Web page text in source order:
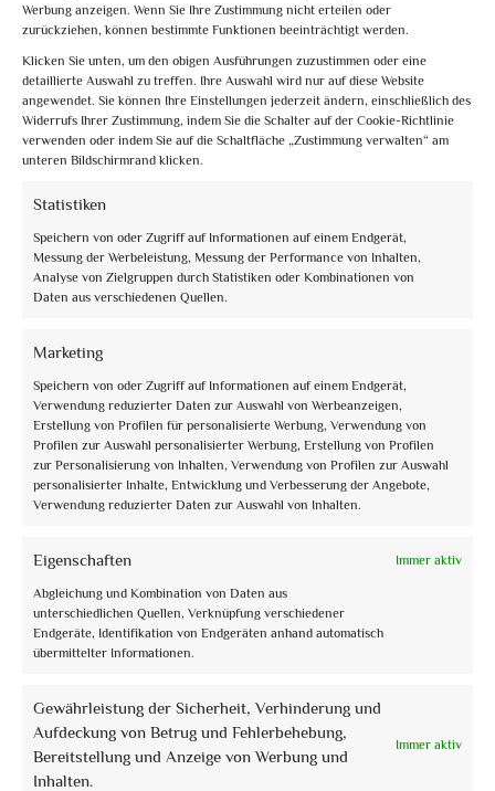
Werbung anzeigen. Wenn Sie Ihre Zustimmung nicht erteilen oder
zurückziehen, können bestimmte Funktionen beeinträchtigt werden.
Klicken Sie unten, um den obigen Ausführungen zuzustimmen oder eine
detaillierte Auswahl zu treffen. Ihre Auswahl wird nur auf diese Website
angewendet. Sie können Ihre Einstellungen jederzeit ändern, einschließlich des
Widerrufs Ihrer Zustimmung, indem Sie die Schalter auf der Cookie-Richtlinie
verwenden oder indem Sie auf die Schaltfläche „Zustimmung verwalten“ am
unteren Bildschirmrand klicken.
Statistiken
Speichern von oder Zugriff auf Informationen auf einem Endgerät,
Messung der Werbeleistung, Messung der Performance von Inhalten,
Analyse von Zielgruppen durch Statistiken oder Kombinationen von
Daten aus verschiedenen Quellen.
Marketing
Speichern von oder Zugriff auf Informationen auf einem Endgerät,
Verwendung reduzierter Daten zur Auswahl von Werbeanzeigen,
Erstellung von Profilen für personalisierte Werbung, Verwendung von
Profilen zur Auswahl personalisierter Werbung, Erstellung von Profilen
zur Personalisierung von Inhalten, Verwendung von Profilen zur Auswahl
personalisierter Inhalte, Entwicklung und Verbesserung der Angebote,
Verwendung reduzierter Daten zur Auswahl von Inhalten.
Eigenschaften Immer aktiv
Abgleichung und Kombination von Daten aus
unterschiedlichen Quellen, Verknüpfung verschiedener
Endgeräte, Identifikation von Endgeräten anhand automatisch
übermittelter Informationen.
Gewährleistung der Sicherheit, Verhinderung und
Aufdeckung von Betrug und Fehlerbehebung,
Bereitstellung und Anzeige von Werbung und
Inhalten.
Immer aktiv
Book now
La Basilica e San Francesco con gli occhi di Dante
Book now
Le Rocche di Assisi al tramonto
€10,00
Book now
Rinascimento Barocco a Spoleto